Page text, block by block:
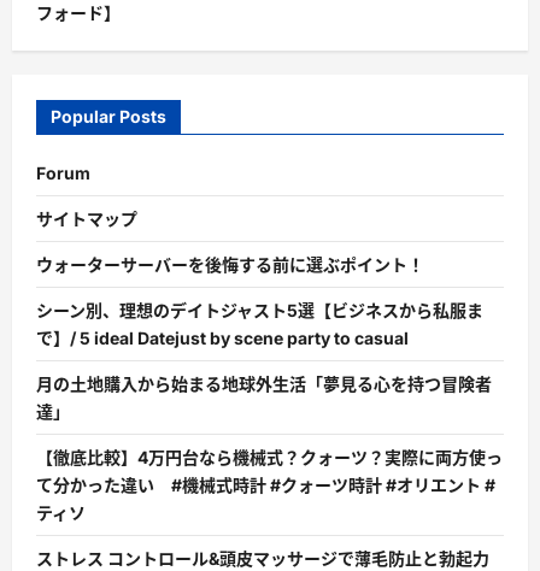
フォード】
Popular Posts
Forum
サイトマップ
ウォーターサーバーを後悔する前に選ぶポイント！
シーン別、理想のデイトジャスト5選【ビジネスから私服ま
で】/ 5 ideal Datejust by scene party to casual
月の土地購入から始まる地球外生活「夢見る心を持つ冒険者
達」
【徹底比較】4万円台なら機械式？クォーツ？実際に両方使っ
て分かった違い #機械式時計 #クォーツ時計 #オリエント #
ティソ
ストレス コントロール&頭皮マッサージで薄毛防止と勃起力